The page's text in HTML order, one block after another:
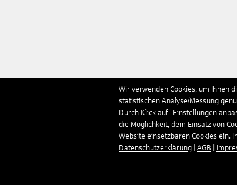
Wir verwenden Cookies, um Ihnen
statistischen Analyse/Messung
Durch Klick auf "Einstellungen
die Möglichkeit, dem Einsatz von
Website einsetzbaren Cookies ein.
Datenschutzerklärung
AGB